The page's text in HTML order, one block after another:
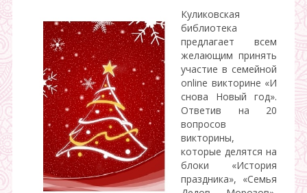
Куликовская
библиотека
предлагает всем
желающим принять
участие в семейной
online викторине «И
снова Новый год».
Ответив на 20
вопросов
викторины,
которые делятся на
блоки «История
праздника», «Семья